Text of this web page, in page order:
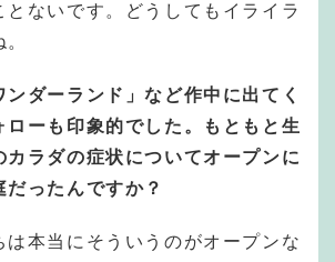
とないです。どうしてもイライラ
ンダーランド」など作中に出てく
ローも印象的でした。もともと生
カラダの症状についてオープンに
ったんですか？
は本当にそういうのがオープンな